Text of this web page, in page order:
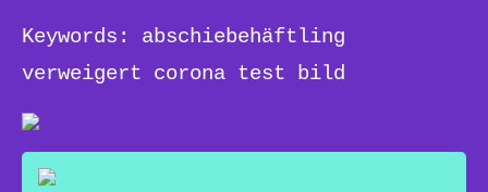
Keywords: abschiebehäftling
verweigert corona test bild